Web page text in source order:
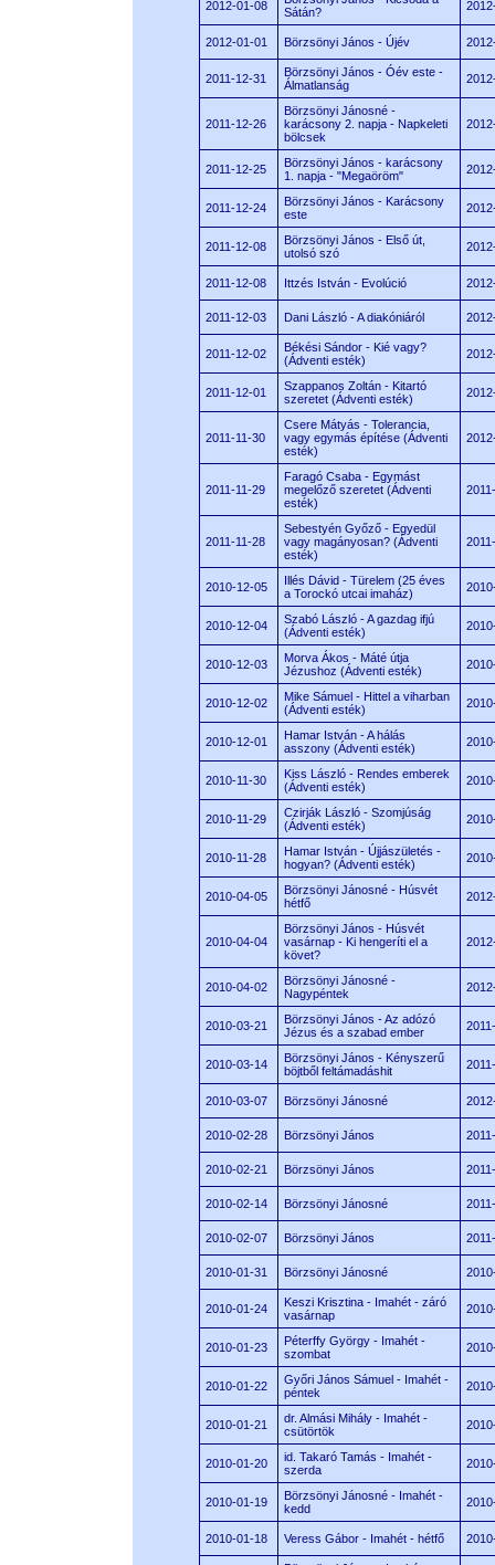
2012-01-08
Sátán?
2012-01-01 Börzsönyi János - Újév
2011-12-31
Börzsönyi János - Óév este -
Álmatlanság
2011-12-26
Börzsönyi Jánosné -
karácsony 2. napja - Napkeleti
bölcsek
2011-12-25
Börzsönyi János - karácsony
1. napja - "Megaöröm"
2011-12-24
Börzsönyi János - Karácsony
este
2011-12-08
Börzsönyi János - Első út,
utolsó szó
2011-12-08 Ittzés István - Evolúció
2011-12-03 Dani László - A diakóniáról
2011-12-02
Békési Sándor - Kié vagy?
(Ádventi esték)
2011-12-01
Szappanos Zoltán - Kitartó
szeretet (Ádventi esték)
2011-11-30
Csere Mátyás - Tolerancia,
vagy egymás építése (Ádventi
esték)
2011-11-29
Faragó Csaba - Egymást
megelőző szeretet (Ádventi
esték)
2011-11-28
Sebestyén Győző - Egyedül
vagy magányosan? (Ádventi
esték)
2010-12-05
Illés Dávid - Türelem (25 éves
a Torockó utcai imaház)
2010-12-04
Szabó László - A gazdag ifjú
(Ádventi esték)
2010-12-03
Morva Ákos - Máté útja
Jézushoz (Ádventi esték)
2010-12-02
Mike Sámuel - Hittel a viharban
(Ádventi esték)
2010-12-01
Hamar István - A hálás
asszony (Ádventi esték)
2010-11-30
Kiss László - Rendes emberek
(Ádventi esték)
2010-11-29
Czirják László - Szomjúság
(Ádventi esték)
2010-11-28
Hamar István - Újjászületés -
hogyan? (Ádventi esték)
2010-04-05
Börzsönyi Jánosné - Húsvét
hétfő
2010-04-04
Börzsönyi János - Húsvét
vasárnap - Ki hengeríti el a
követ?
2010-04-02
Börzsönyi Jánosné -
Nagypéntek
2010-03-21
Börzsönyi János - Az adózó
Jézus és a szabad ember
2010-03-14
Börzsönyi János - Kényszerű
böjtből feltámadáshit
2010-03-07 Börzsönyi Jánosné
2010-02-28 Börzsönyi János
2010-02-21 Börzsönyi János
2010-02-14 Börzsönyi Jánosné
2010-02-07 Börzsönyi János
2010-01-31 Börzsönyi Jánosné
2010-01-24
Keszi Krisztina - Imahét - záró
vasárnap
2010-01-23
Péterffy György - Imahét -
szombat
2010-01-22
Győri János Sámuel - Imahét -
péntek
2010-01-21
dr. Almási Mihály - Imahét -
csütörtök
2010-01-20
id. Takaró Tamás - Imahét -
szerda
2010-01-19
Börzsönyi Jánosné - Imahét -
kedd
2010-01-18 Veress Gábor - Imahét - hétfő